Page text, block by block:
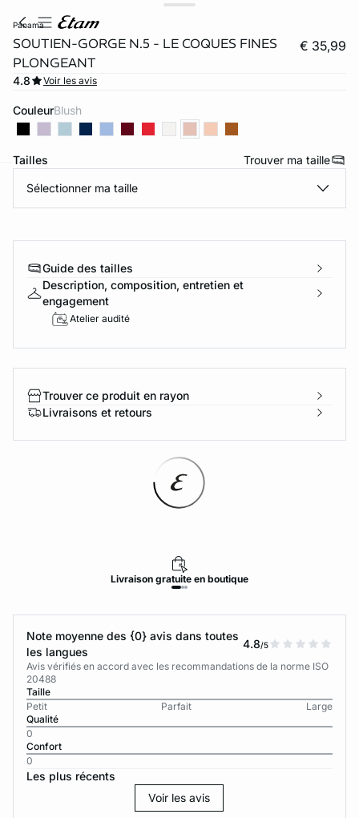
panama
SOUTIEN-GORGE N.5 - LE COQUES FINES
PLONGEANT
€ 35,99
4.8 Voir les avis
Couleur blush
Tailles Trouver ma taille
Sélectionner ma taille
Guide des tailles
Description, composition, entretien et
engagement
Atelier audité
Trouver ce produit en rayon
Livraisons et retours
Livraison gratuite en boutique
Note moyenne des {0} avis dans toutes
les langues
4.8/5
Avis vérifiés en accord avec les recommandations de la norme ISO
20488
Taille
Petit
Parfait
Large
Qualité
0
Confort
0
Les plus récents
Voir les avis